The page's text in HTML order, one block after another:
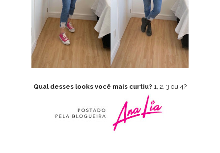
Qual desses looks você mais curtiu? 1, 2, 3 ou 4?